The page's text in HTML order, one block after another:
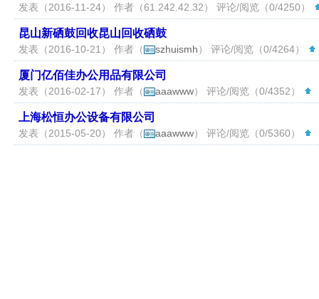
发表（2016-11-24） 作者（61.242.42.32） 评论/阅览（0/4250）
昆山新硒鼓回收昆山回收硒鼓
发表（2016-10-21） 作者（ szhuismh） 评论/阅览（0/4264）
厦门亿佰佳办公用品有限公司
发表（2016-02-17） 作者（ aaawww） 评论/阅览（0/4352）
上海松恒办公设备有限公司
发表（2015-05-20） 作者（ aaawww） 评论/阅览（0/5360）